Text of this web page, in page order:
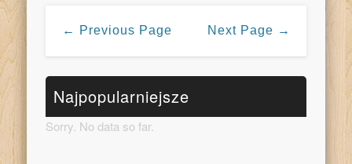
← Previous Page Next Page →
Najpopularniejsze
Sorry. No data so far.